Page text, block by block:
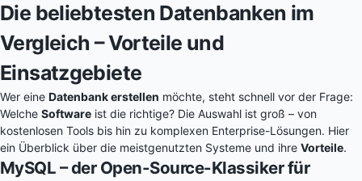
Die beliebtesten Datenbanken im
Vergleich – Vorteile und
Einsatzgebiete
Wer eine Datenbank erstellen möchte, steht schnell vor der Frage:
Welche Software ist die richtige? Die Auswahl ist groß – von
kostenlosen Tools bis hin zu komplexen Enterprise-Lösungen. Hier
ein Überblick über die meistgenutzten Systeme und ihre Vorteile.
MySQL – der Open-Source-Klassiker für